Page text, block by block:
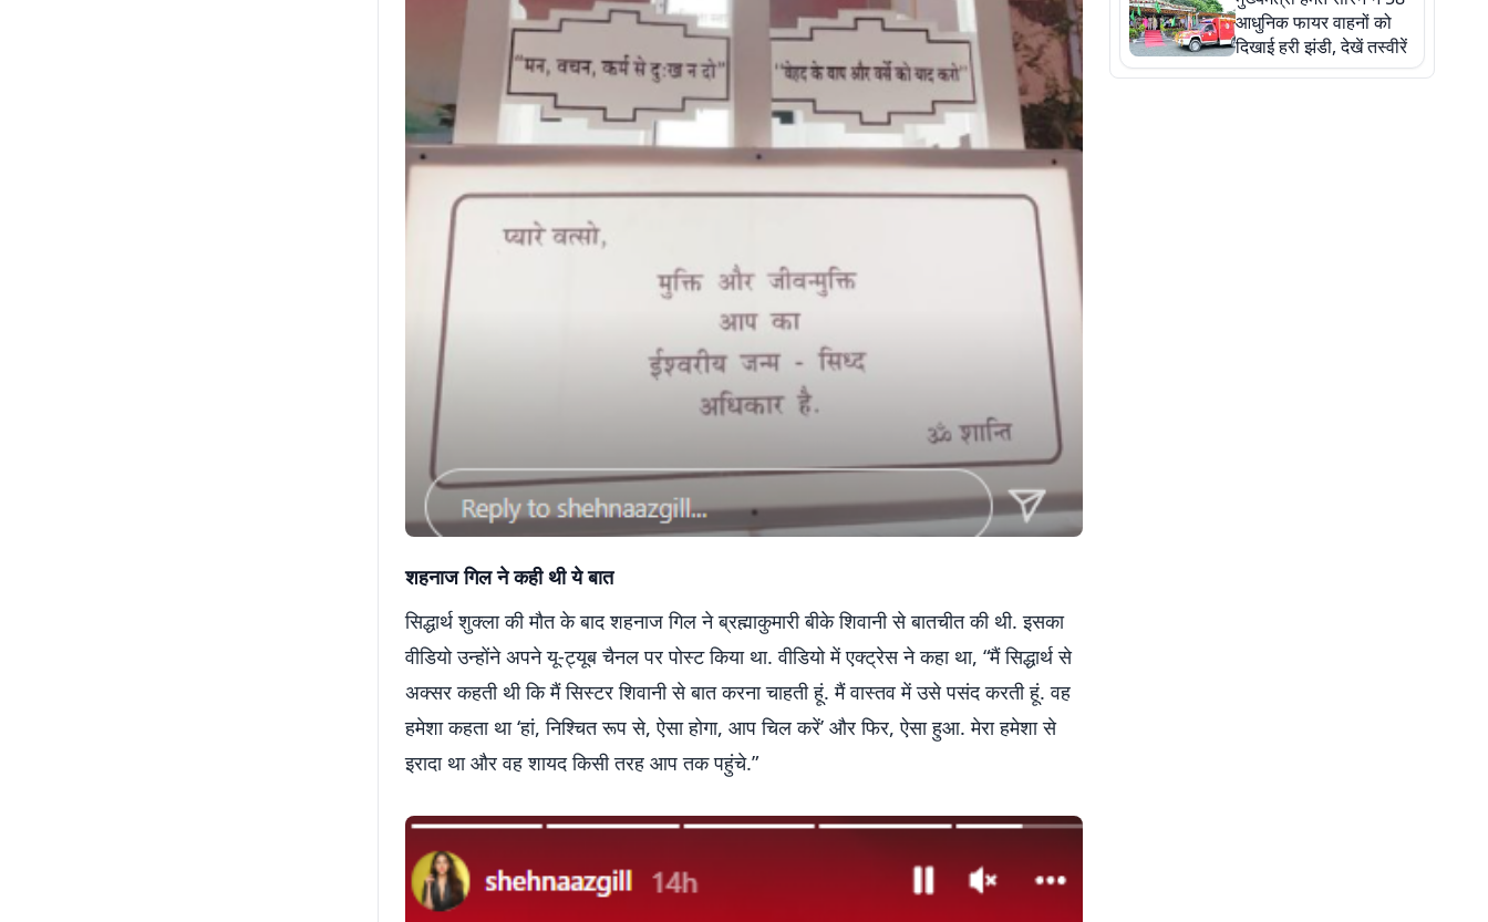
शहनाज गिल ने कही थी ये बात
सिद्धार्थ शुक्ला की मौत के बाद शहनाज गिल ने ब्रह्माकुमारी बीके शिवानी से बातचीत की थी. इसका
वीडियो उन्होंने अपने यू-ट्यूब चैनल पर पोस्ट किया था. वीडियो में एक्ट्रेस ने कहा था, “मैं सिद्धार्थ से
अक्सर कहती थी कि मैं सिस्टर शिवानी से बात करना चाहती हूं. मैं वास्तव में उसे पसंद करती हूं. वह
हमेशा कहता था ‘हां, निश्चित रूप से, ऐसा होगा, आप चिल करें’ और फिर, ऐसा हुआ. मेरा हमेशा से
इरादा था और वह शायद किसी तरह आप तक पहुंचे.”
आधुनिक फायर वाहनों को
दिखाई हरी झंडी, देखें तस्वीरें